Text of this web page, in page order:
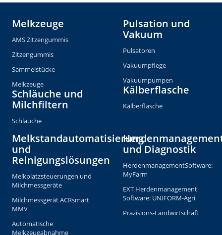
Melkzeuge
AMS Zitzengummis
Zitzengummis
Sammelstücke
Melkzeuge
Schläuche und
Milchfiltern
Schläuche
Pulsation und
Vakuum
Pulsatoren
Vakuumpflege
Vakuumpumpen
Kälberflasche
Kälberflasche
Melkstandautomatisierung
und
Reinigungslösungen
Melkplatzsteuerungen und
Milchmessgeräte
Milchmessgerät ACRsmart
MMV
Automatische
Melkzeugabnahme
und Diagnostik
HerdenmanagementSoftware:
MyFarm
EXT Herdenmanagement
Software: UNIFORM-Agri
Präzisions-Landwirtschaft